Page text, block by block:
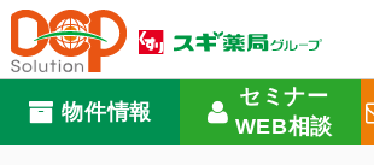
物件情報
セミナー
WEB相談